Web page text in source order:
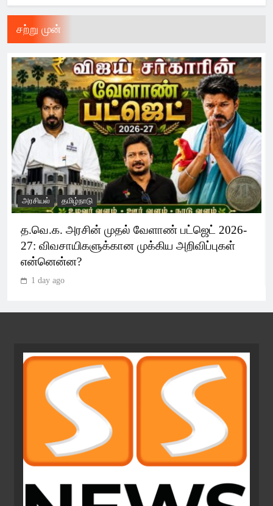
சற்று முன்
அரசியல் தமிழ்நாடு
த.வெ.க. அரசின் முதல் வேளாண் பட்ஜெட் 2026-
27: விவசாயிகளுக்கான முக்கிய அறிவிப்புகள்
என்னென்ன?
1 day ago